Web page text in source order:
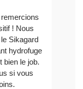
! Nous
Sikagard
hydrofuge
bien le job.
si vous